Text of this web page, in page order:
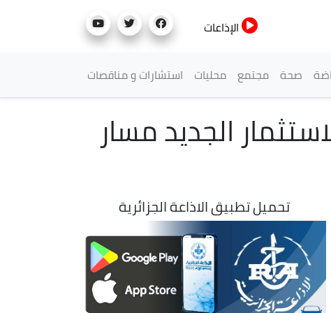
الإذاعات
صحة مجتمع محليات استشارات و مناقصات
الجديد مسار
تحميل تطبيق الاذاعة الجزائرية